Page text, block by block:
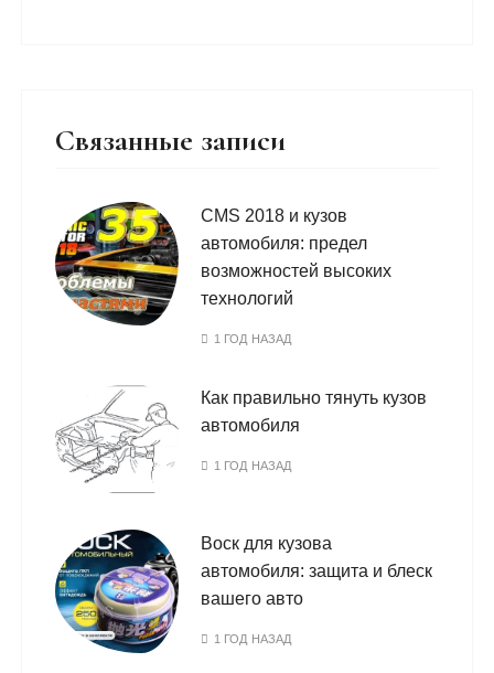
Связанные записи
CMS 2018 и кузов
автомобиля: предел
возможностей высоких
технологий
1 ГОД НАЗАД
Как правильно тянуть кузов
автомобиля
1 ГОД НАЗАД
Воск для кузова
автомобиля: защита и блеск
вашего авто
1 ГОД НАЗАД